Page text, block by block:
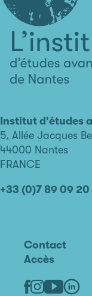
avancées
de
Nantes
Institut d'études
5, Allée Jacques
44000 Nantes
FRANCE
+33 (0)7 89 09 20
Contact
Accès
Facebook
Instagram
Youtube